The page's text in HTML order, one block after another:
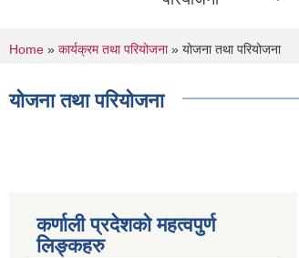
You are here
Home » कार्यक्रम तथा परियोजना» योजना तथा परियोजना
योजना तथा परियोजना
कर्णाली प्रदेशको महत्वपुर्ण
लिङ्कहरु